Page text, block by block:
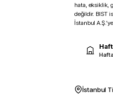
hata, eksiklik,
değildir. BIST
İstanbul
İstanbul